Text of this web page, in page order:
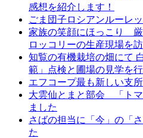
感想を紹介します！
ごま団子ロシアンルーレ
家族の笑顔にほっこり
ロッコリーの生産現場を
知覧の有機栽培の畑にて
範」点検と圃場の見学を
エフコープ最も新しい支
大雲仙とまと部会 「ト
ました
さばの担当に「今」の「
た